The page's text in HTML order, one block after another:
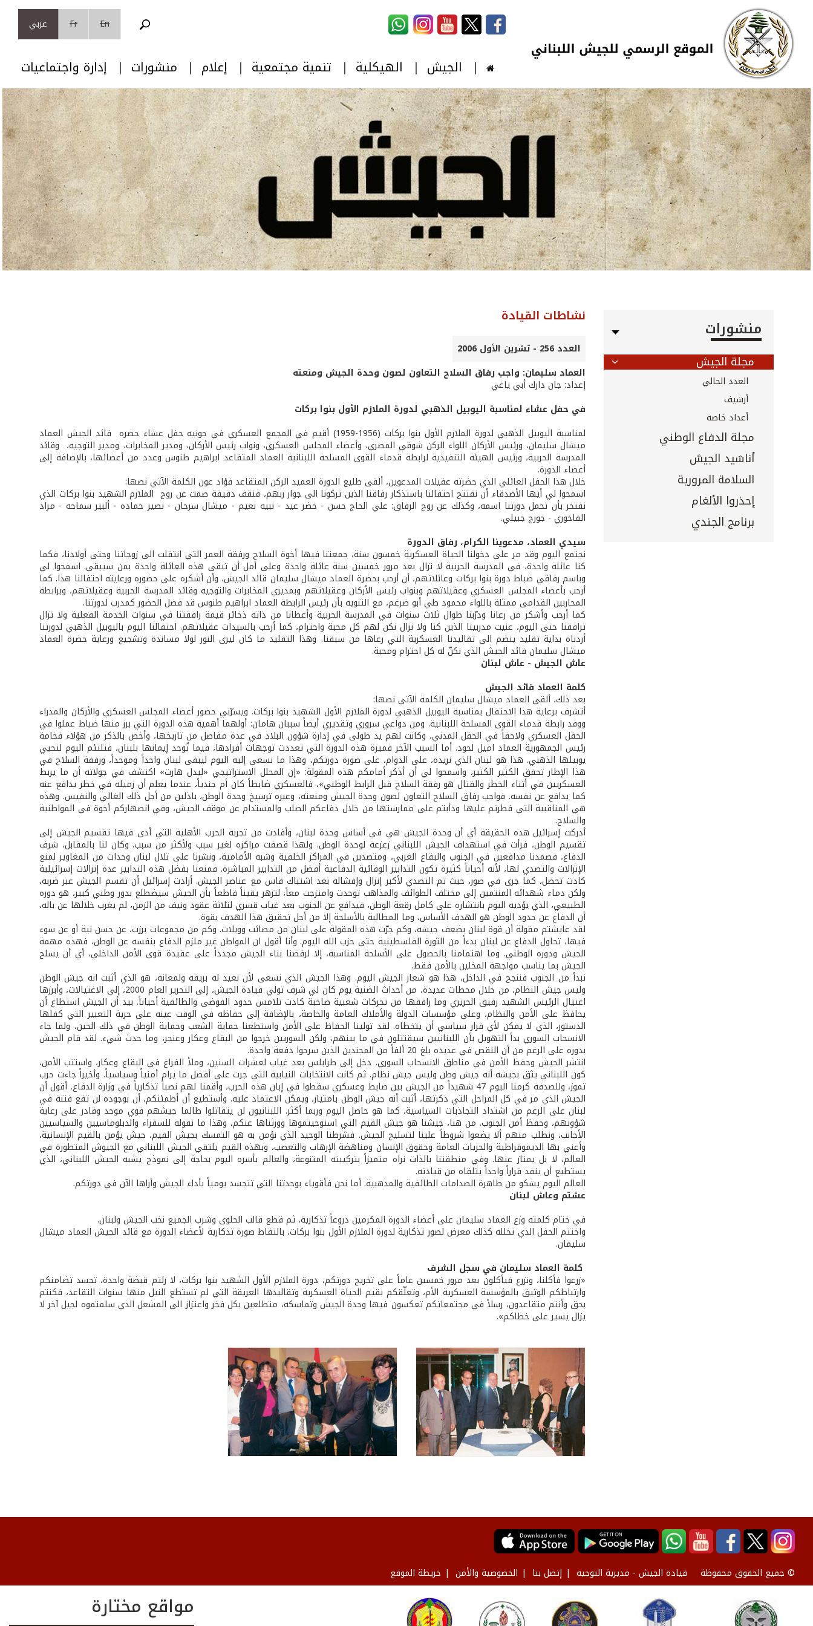
تجاوز إلى المحتوى الرئيسي
Skip to navigation
En
Fr عربي
الجيش الهيكلية تنمية مجتمعية إعلام منشورات إدارة واجتماعيات
منشورات
مجلة الجيش
العدد الحالي
أرشيف
أعداد خاصة
مجلة الدفاع الوطني
أناشيد الجيش
السلامة المرورية
إحذروا الألغام
برنامج الجندي
نشاطات القيادة
العدد 256 - تشرين الأول 2006
العماد سليمان: واجب رفاق السلاح التعاون لصون وحدة الجيش ومنعته
إعداد: جان دارك أبي ياغي
في حفل عشاء لمناسبة اليوبيل الذهبي لدورة الملازم الأول بنوا بركات
لمناسبة اليوبيل الذهبي لدورة الملازم الأول بنوا بركات (1956-1959) أقيم في المجمع العسكري في جونيه حفل عشاء حضره قائد الجيش العماد
ميشال سليمان، ورئيس الأركان اللواء الركن شوقي المصري، وأعضاء المجلس العسكري، ونواب رئيس الأركان، ومدير المخابرات، ومدير التوجيه، وقائد
المدرسة الحربية، ورئيس الهيئة التنفيذية لرابطة قدماء القوى المسلحة اللبنانية العماد المتقاعد ابراهيم طنوس وعدد من أعضائها، بالإضافة إلى
أعضاء الدورة.
خلال هذا الحفل العائلي الذي حضرته عقيلات المدعوين، ألقى طليع الدورة العميد الركن المتقاعد فؤاد عون الكلمة الآتي نصها:
اسمحوا لي أيها الأصدقاء أن نفتتح احتفالنا باستذكار رفاقنا الذين تركونا الى جوار ربهم، فنقف دقيقة صمت عن روح الملازم الشهيد بنوا بركات الذي
نفتخر بأن تحمل دورتنا اسمه، وكذلك عن روح الرفاق: علي الحاج حسن - خضر عيد - نبيه نعيم - ميشال سرحان - نصير حماده - ألبير سماحه - مراد
الفاخوري - جورج جبيلي.
سيدي العماد، مدعوينا الكرام، رفاق الدورة
نجتمع اليوم وقد مر على دخولنا الحياة العسكرية خمسون سنة، جمعتنا فيها أخوة السلاح ورفقة العمر التي انتقلت الى زوجاتنا وحتى أولادنا، فكما
كنا عائلة واحدة، في المدرسة الحربية لا نزال بعد مرور خمسين سنة عائلة واحدة وعلى أمل أن تبقى هذه العائلة واحدة بمن سيبقى. اسمحوا لي
وباسم رفاقي ضباط دورة بنوا بركات وعائلاتهم، أن أرحب بحضرة العماد ميشال سليمان قائد الجيش، وأن أشكره على حضوره ورعايته احتفالنا هذا. كما
أرحب بأعضاء المجلس العسكري وعقيلاتهم وبنواب رئيس الأركان وعقيلاتهم وبمديري المخابرات والتوجيه وقائد المدرسة الحربية وعقيلاتهم، وبرابطة
المحاربين القدامى ممثلة باللواء محمود طي أبو ضرغم، مع التنويه بأن رئيس الرابطة العماد ابراهيم طنوس قد فضل الحضور كمدرب لدورتنا.
كما أرحب وأشكر من رعانا ودرّبنا طوال ثلاث سنوات في المدرسة الحربية وأعطانا من ذاته ذخائر قيمة رافقتنا في سنوات الخدمة الفعلية ولا تزال
ترافقنا حتى اليوم، عنيت مدربينا الذين كنا ولا نزال نكن لهم كل محبة واحترام، كما أرحب بالسيدات عقيلاتهم. احتفالنا اليوم باليوبيل الذهبي لدورتنا
أردناه بداية تقليد ينضم الى تقاليدنا العسكرية التي رعاها من سبقنا. وهذا التقليد ما كان ليرى النور لولا مساندة وتشجيع ورعاية حضرة العماد
ميشال سليمان قائد الجيش الذي نكنّ له كل احترام ومحبة.
عاش الجيش - عاش لبنان
كلمة العماد قائد الجيش
بعد ذلك، ألقى العماد ميشال سليمان الكلمة الآتي نصها:
أتشرف برعاية هذا الاحتفال بمناسبة اليوبيل الذهبي لدورة الملازم الأول الشهيد بنوا بركات. ويسرّني حضور أعضاء المجلس العسكري والأركان والمدراء
ووفد رابطة قدماء القوى المسلحة اللبنانية. ومن دواعي سروري وتقديري أيضاً سببان هامان: أولهما أهمية هذه الدورة التي برز منها ضباط عملوا في
الحقل العسكري ولاحقاً في الحقل المدني، وكانت لهم يد طولى في إدارة شؤون البلاد في عدة مفاصل من تاريخها، وأخص بالذكر من هؤلاء فخامة
رئيس الجمهورية العماد اميل لحود. أما السبب الآخر فميزة هذه الدورة التي تعددت توجهات أفرادها، فيما تُوحد إيمانها بلبنان، فتلتئم اليوم لتحيي
يوبيلها الذهبي. هذا هو لبنان الذي نريده، على الدوام، على صورة دورتكم، وهذا ما نسعى إليه اليوم ليبقى لبنان واحداً وموحداً، ورفقة السلاح في
هذا الإطار تحقق الكثير الكثير، واسمحوا لي أن أذكر أمامكم هذه المقولة: «إن المحلل الاستراتيجي «ليدل هارت» اكتشف في جولاته أن ما يربط
العسكريين في أثناء الخطر والقتال هو رفقة السلاح قبل الرابط الوطني»، فالعسكري ضابطاً كان أم جندياً، عندما يعلم أن زميله في خطر يدافع عنه
كما يدافع عن نفسه. فواجب رفاق السلاح التعاون لصون وحدة الجيش ومنعته، وعبره ترسيخ وحدة الوطن، باذلين من أجل ذلك الغالي والنفيس. وهذه
هي المناقبية التي فطرتم عليها ودأبتم على ممارستها من خلال دفاعكم الصلب والمستدام عن موقف الجيش، وفي انصهاركم أخوة في المواطنية
والسلاح.
أدركت إسرائيل هذه الحقيقة أي أن وحدة الجيش هي في أساس وحدة لبنان، وأفادت من تجربة الحرب الأهلية التي أدى فيها تقسيم الجيش إلى
تقسيم الوطن، فرأت في استهداف الجيش اللبناني زعزعة لوحدة الوطن. ولهذا قصفت مراكزه لغير سبب ولأكثر من سبب. وكان لنا بالمقابل، شرف
الدفاع، فصمدنا مدافعين في الجنوب والبقاع الغربي، ومتصدين في المراكز الخلفية وشبه الأمامية، ونشرنا على تلال لبنان وحدات من المغاوير لمنع
الإنزالات والتصدي لها، لأنه أحياناً كثيرة تكون التدابير الوقائية الدفاعية أفضل من التدابير المباشرة. فمنعنا بفضل هذه التدابير عدة إنزالات إسرائيلية
كادت تحصل، كما جرى في صور، حيث تم التصدي لأكبر إنزال وإفشاله بعد اشتباك قاس مع عناصر الجيش. أرادت إسرائيل أن تقسم الجيش عبر ضربه،
ولكن دماء شهدائه المنتمين إلى مختلف الطوائف والمذاهب توحدت وامتزجت معاً، لتزهر يقيناً قاطعاً بأن الجيش سيضطلع بدور وطني كبير، هو دوره
الطبيعي، الذي يؤديه اليوم بانتشاره على كامل رقعة الوطن، فيدافع عن الجنوب بعد غياب قسري لثلاثة عقود ونيف من الزمن، لم يغرب خلالها عن باله،
أن الدفاع عن حدود الوطن هو الهدف الأساس، وما المطالبة بالأسلحة إلا من أجل تحقيق هذا الهدف بقوة.
لقد عايشتم مقولة أن قوة لبنان بضعف جيشه، وكم جرّت هذه المقولة على لبنان من مصائب وويلات. وكم من مجموعات برزت، عن حسن نية أو عن سوء
فيها، تحاول الدفاع عن لبنان بدءاً من الثورة الفلسطينية حتى حزب الله اليوم. وأنا أقول ان المواطن غير ملزم الدفاع بنفسه عن الوطن، فهذه مهمة
الجيش ودوره الوطني. وما اهتمامنا بالحصول على الأسلحة المناسبة، إلا لرفضنا بناء الجيش مجدداً على عقيدة قوى الأمن الداخلي، أي أن يسلح
الجيش بما يناسب مواجهة المخلين بالأمن فقط.
نبدأ من الجنوب فننجح في الداخل، هذا هو شعار الجيش اليوم. وهذا الجيش الذي نسعى لأن نعيد له بريقه ولمعانه، هو الذي أثبت انه جيش الوطن
وليس جيش النظام، من خلال محطات عديدة، من أحداث الضنية يوم كان لي شرف تولي قيادة الجيش، إلى التحرير العام 2000، إلى الاغتيالات، وأبرزها
اغتيال الرئيس الشهيد رفيق الحريري وما رافقها من تحركات شعبية صاخبة كادت تلامس حدود الفوضى والطائفية أحياناً. بيد أن الجيش استطاع أن
يحافظ على الأمن والنظام، وعلى مؤسسات الدولة والأملاك العامة والخاصة، بالإضافة إلى حفاظه في الوقت عينه على حرية التعبير التي كفلها
الدستور، الذي لا يمكن لأي قرار سياسي أن يتخطاه. لقد تولينا الحفاظ على الأمن واستطعنا حماية الشعب وحماية الوطن في ذلك الحين، ولما جاء
الانسحاب السوري بدأ التهويل بأن اللبنانيين سيقتتلون في ما بينهم، ولكن السوريين خرجوا من البقاع وعكار وعنجر، وما حدث شيء. لقد قام الجيش
بدوره على الرغم من أن النقص في عديده بلغ 20 ألفاً من المجندين الذين سرحوا دفعة واحدة.
انتشر الجيش وحفظ الأمن في مناطق الانسحاب السوري. دخل إلى طرابلس بعد غياب لعشرات السنين، وملأ الفراغ في البقاع وعكار، واستتب الأمن،
كون اللبناني يثق بجيشه أنه جيش وطن وليس جيش نظام. ثم كانت الانتخابات النيابية التي جرت على أفضل ما يرام أمنياً وسياسياً. وأخيراً جاءت حرب
تموز، وللصدفة كرمنا اليوم 47 شهيداً من الجيش بين ضابط وعسكري سقطوا في إبان هذه الحرب، وأقمنا لهم نصباً تذكارياً في وزارة الدفاع. أقول أن
الجيش الذي مر في كل المراحل التي ذكرتها، أثبت أنه جيش الوطن بامتياز، ويمكن الاعتماد عليه. وأستطيع أن أطمئنكم، أن بوجوده لن تقع فتنة في
لبنان على الرغم من اشتداد التجاذبات السياسية، كما هو حاصل اليوم وربما أكثر. اللبنانيون لن يتقاتلوا طالما جيشهم قوي موحد وقادر على رعاية
شؤونهم، وحفظ أمن الجنوب. من هنا، جيشنا هو جيش القيم التي استوحيتموها وورثناها عنكم، وهذا ما نقوله للسفراء والدبلوماسيين والسياسيين
الأجانب، ونطلب منهم ألا يضعوا شروطاً علينا لتسليح الجيش. فشرطنا الوحيد الذي نؤمن به هو التمسك بجيش القيم، جيش يؤمن بالقيم الإنسانية،
وأعني بها الديموقراطية والحريات العامة وحقوق الإنسان ومناهضة الإرهاب والتعصب، وبهذه القيم يلتقي الجيش اللبناني مع الجيوش المتطورة في
العالم، لا بل يمتاز عنها. وفي منطقتنا بالذات نراه متميزاً بتركيبته المتنوعة، والعالم بأسره اليوم بحاجة إلى نموذج يشبه الجيش اللبناني، الذي
يستطيع أن ينفذ قراراً واحداً يتلقاه من قيادته.
العالم اليوم يشكو من ظاهرة الصدامات الطائفية والمذهبية. أما نحن فأقوياء بوحدتنا التي تتجسد يومياً بأداء الجيش وأراها الآن في دورتكم.
عشتم وعاش لبنان
في ختام كلمته وزع العماد سليمان على أعضاء الدورة المكرمين دروعاً تذكارية، ثم قطع قالب الحلوى وشرب الجميع نخب الجيش ولبنان.
واختتم الحفل الذي تخلله كذلك معرض لصور تذكارية لدورة الملازم الأول بنوا بركات، بالتقاط صورة تذكارية لأعضاء الدورة مع قائد الجيش العماد ميشال
سليمان.
كلمة العماد سليمان في سجل الشرف
«زرعوا فأكلنا، ونزرع فيأكلون بعد مرور خمسين عاماً على تخريج دورتكم، دورة الملازم الأول الشهيد بنوا بركات، لا زلتم قبضة واحدة، تجسد تضامنكم
وارتباطكم الوثيق بالمؤسسة العسكرية الأم، وتعلّقكم بقيم الحياة العسكرية وتقاليدها العريقة التي لم تستطع النيل منها سنوات التقاعد، فكنتم
بحق وأنتم متقاعدون، رسلاً في مجتمعاتكم تعكسون فيها وحدة الجيش وتماسكه، متطلعين بكل فخر واعتزاز الى المشعل الذي سلمتموه لجيل آخر لا
يزال يسير على خطاكم».
© جميع الحقوق محفوظة قيادة الجيش - مديرية التوجيه إتصل بنا الخصوصية والأمن خريطة الموقع
مواقع مختارة